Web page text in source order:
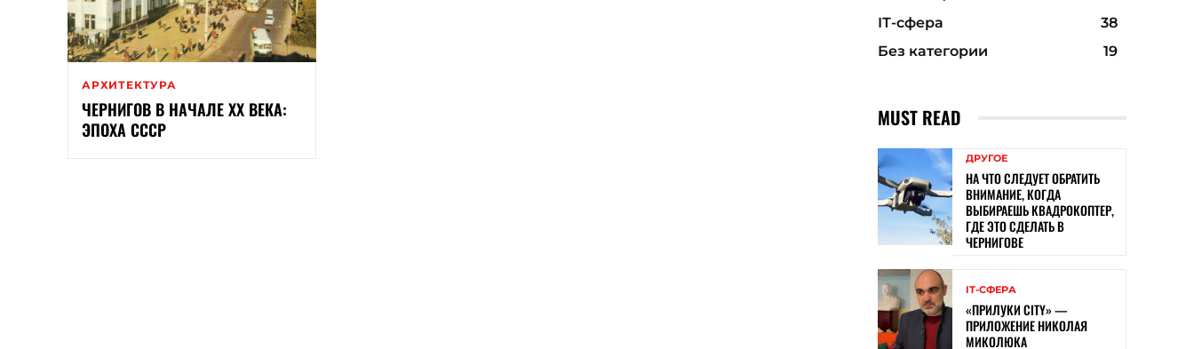
АРХИТЕКТУРА
ЧЕРНИГОВ В НАЧАЛЕ XX ВЕКА:
ЭПОХА СССР
ІТ-сфера
38
Без категории
19
MUST READ
ДРУГОЕ
НА ЧТО СЛЕДУЕТ ОБРАТИТЬ
ВНИМАНИЕ, КОГДА
ВЫБИРАЕШЬ КВАДРОКОПТЕР,
ГДЕ ЭТО СДЕЛАТЬ В
ЧЕРНИГОВЕ
ІТ-СФЕРА
«ПРИЛУКИ CITY» —
ПРИЛОЖЕНИЕ НИКОЛАЯ
МИКОЛЮКА